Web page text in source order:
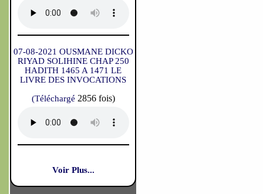
07-08-2021 OUSMANE DICKO
RIYAD SOLIHINE CHAP 250
HADITH 1465 A 1471 LE
LIVRE DES INVOCATIONS
(Téléchargé 2856 fois)
Voir Plus...